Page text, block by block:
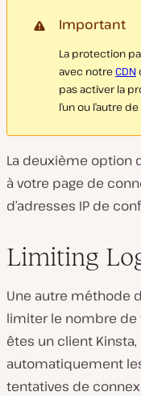
Important
La protection
avec notreCDN
pas activer la
l’un ou l’autre
La deuxième option
à votre page de
d’adresses IP de
Limiting
Une autre méthode
limiter le nombre de
êtes un client
automatiquement
tentatives de